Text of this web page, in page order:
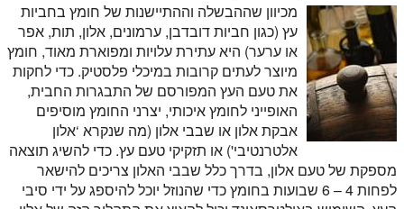
מכיוון שההבשלה וההתיישנות של חומץ בחביות
עץ (כגון חביות דובדבן, ערמונים, אלון, תות, אפר
או ערער) היא עתירת עלויות ומפוארת מאוד, חומץ
מיוצר לעתים קרובות במיכלי פלסטיק. כדי לחקות
את טעם העץ המפורסם של התבגרות החבית,
האופייני לחומץ איכותי, יצרני החומץ מוסיפים
אבקת אלון או שבבי אלון (מה שנקרא ‘אלון
אלטרנטיבי') או תזקיקי טעם עץ. כדי להשיג תוצאה
מספקת של טעם אלון, בדרך כלל שבבי האלון צריכים להישאר
לפחות 4 – 6 שבועות בחומץ כדי שהנוזל יוכל להיספג על ידי סיבי